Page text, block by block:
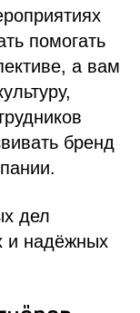
помогать
а вам
бренд
дел
и надёжных